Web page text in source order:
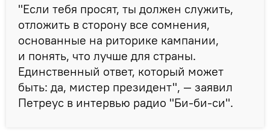
"Если тебя просят, ты должен служить,
отложить в сторону все сомнения,
основанные на риторике кампании,
и понять, что лучше для страны.
Единственный ответ, который может
быть: да, мистер президент", — заявил
Петреус в интервью радио "Би-би-си".